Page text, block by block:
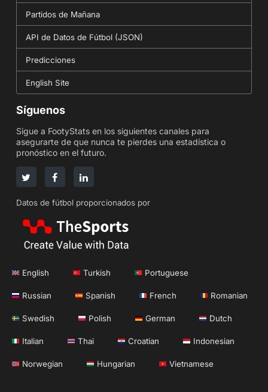
Partidos de Mañana
API de Datos de Fútbol (JSON)
Predicciones
English Site
Síguenos
Sigue a FootyStats en los siguientes canales para
asegurarte de que nunca te pierdes una estadística o
pronóstico en el futuro.
Datos de fútbol proporcionados por
English Turkish Portuguese
Russian Spanish French Romanian
Swedish Polish German Dutch
Italian Thai Croatian Indonesian
Norwegian Hungarian Vietnamese